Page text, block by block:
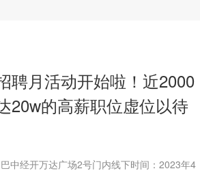
聘月活动开始啦！近2000
20w的高薪职位虚位以待
中经开万达广场2号门内线下时间：2023年4